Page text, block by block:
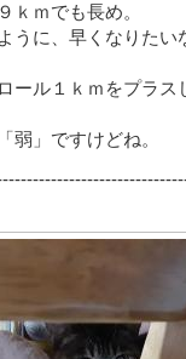
ｍでも長め。
うに、早くなりたい
ール１ｋｍをプラス
」ですけどね。